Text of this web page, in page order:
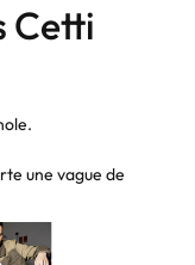
Cetti
une vague de
modernes et